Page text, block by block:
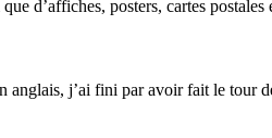
d’affiches, posters, cartes
j’ai fini par avoir fait le tour